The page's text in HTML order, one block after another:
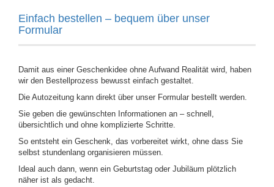
Einfach bestellen – bequem über unser
Formular
Damit aus einer Geschenkidee ohne Aufwand Realität wird, haben
wir den Bestellprozess bewusst einfach gestaltet.
Die Autozeitung kann direkt über unser Formular bestellt werden.
Sie geben die gewünschten Informationen an – schnell,
übersichtlich und ohne komplizierte Schritte.
So entsteht ein Geschenk, das vorbereitet wirkt, ohne dass Sie
selbst stundenlang organisieren müssen.
Ideal auch dann, wenn ein Geburtstag oder Jubiläum plötzlich
näher ist als gedacht.